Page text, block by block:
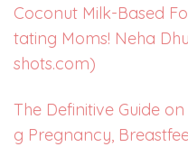
Coconut Milk-Based
tating Moms! Neha
shots.com)
The Definitive Guide
g Pregnancy,